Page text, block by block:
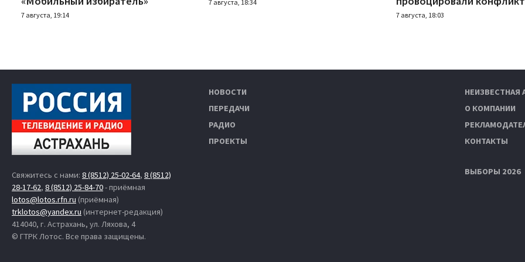
7 августа, 19:14
7 августа, 18:34
7 августа, 18:03
Свяжитесь с нами: 8 (8512) 25-02-64, 8 (8512)
28-17-62, 8 (8512) 25-84-70- приёмная
lotos@lotos.rfn.ru (приёмная)
trklotos@yandex.ru (интернет-редакция)
414040, г. Астрахань, ул. Ляхова, 4
© ГТРК Лотос. Все права защищены.
НОВОСТИ
ПЕРЕДАЧИ
РАДИО
ПРОЕКТЫ
НЕИЗВЕСТНАЯ
О КОМПАНИИ
КОНТАКТЫ
ВЫБОРЫ 2026